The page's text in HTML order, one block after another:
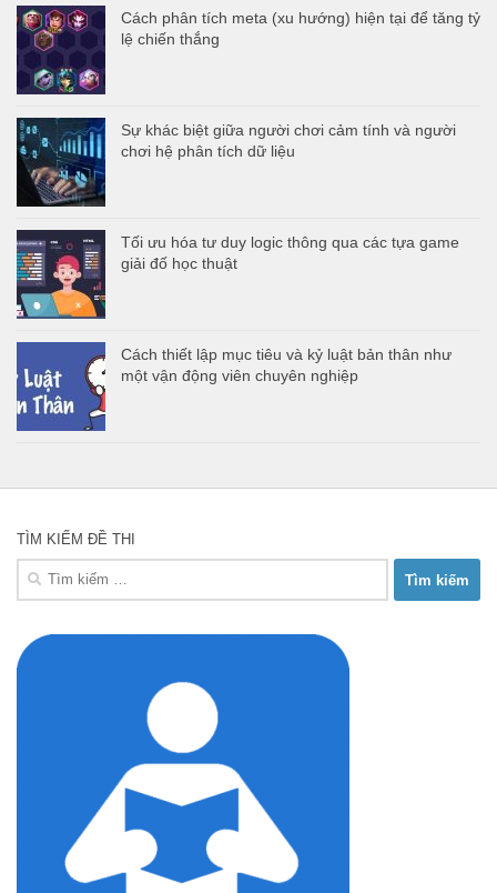
Cách phân tích meta (xu hướng) hiện tại để tăng tỷ
lệ chiến thắng
Sự khác biệt giữa người chơi cảm tính và người
chơi hệ phân tích dữ liệu
Tối ưu hóa tư duy logic thông qua các tựa game
giải đố học thuật
Cách thiết lập mục tiêu và kỷ luật bản thân như
một vận động viên chuyên nghiệp
TÌM KIẾM ĐỀ THI
Tìm